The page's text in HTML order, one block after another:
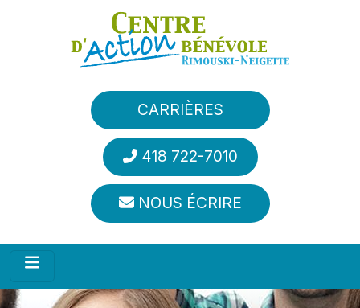
Aller au contenu principal
CARRIÈRES
418 722-7010
NOUS ÉCRIRE